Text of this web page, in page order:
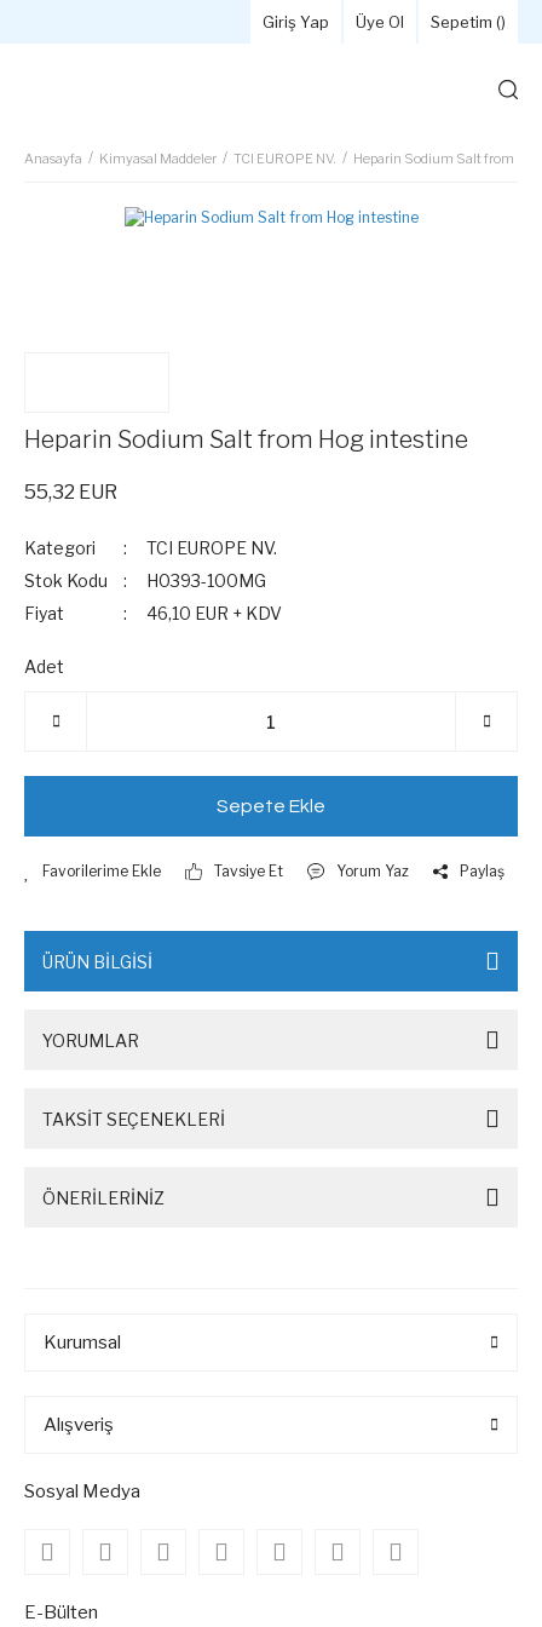
Giriş Yap Üye Ol Sepetim ()
Anasayfa Kimyasal Maddeler TCI EUROPE NV. Heparin Sodium Salt from
Heparin Sodium Salt from Hog intestine
55,32 EUR
Kategori
TCI EUROPE NV.
Stok Kodu
H0393-100MG
Fiyat
46,10 EUR + KDV
Adet
Sepete Ekle
Tavsiye Et Yorum Yaz Paylaş
ÜRÜN BİLGİSİ
YORUMLAR
TAKSİT SEÇENEKLERİ
ÖNERİLERİNİZ
Kurumsal
Alışveriş
Sosyal Medya
E-Bülten